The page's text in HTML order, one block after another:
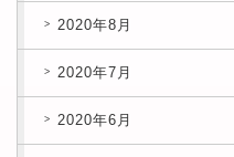
2020年8月
2020年7月
2020年6月